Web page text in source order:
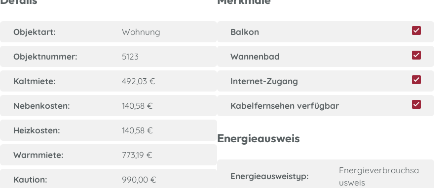
Objektart: Wohnung
Objektnummer: 5123
Kaltmiete: 492,03 €
Nebenkosten: 140,58 €
Heizkosten: 140,58 €
Warmmiete: 773,19 €
Kaution: 990,00 €
Balkon
Wannenbad
Internet-Zugang
Kabelfernsehen verfügbar
Energieausweis
Energieausweistyp:
Energieverbrauchsa
usweis